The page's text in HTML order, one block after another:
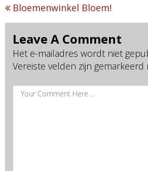
Post
navigation
Bloemenwinkel Bloem!
Leave A Comment
Het e-mailadres wordt niet
Vereiste velden zijn gemarkeerd